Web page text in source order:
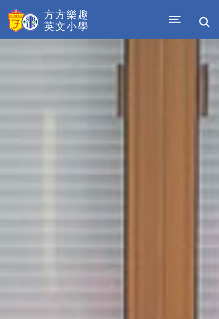
方方樂趣
英文小學